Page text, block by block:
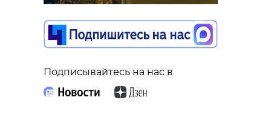
Подписывайтесь на нас в
Подписывайтесь на нас в
поймала любителей
дрифта